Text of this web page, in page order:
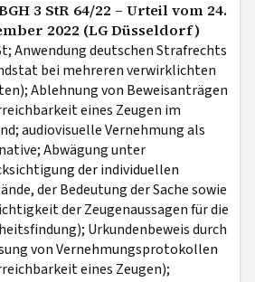
3 StR 64/22 – Urteil vom 24.
2022 (LG Düsseldorf)
Anwendung deutschen Strafrechts
bei mehreren verwirklichten
Ablehnung von Beweisanträgen
eines Zeugen im
audiovisuelle Vernehmung als
Abwägung unter
der individuellen
der Bedeutung der Sache sowie
der Zeugenaussagen für die
Urkundenbeweis durch
von Vernehmungsprotokollen
eines Zeugen);